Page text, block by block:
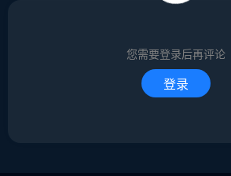
您需要登录后再评论
登录
取消 回复